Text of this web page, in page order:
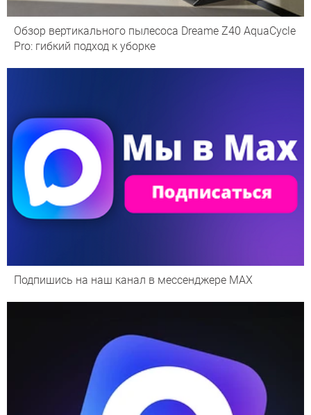
Обзор вертикального пылесоса Dreame Z40 AquaCycle
Pro: гибкий подход к уборке
Подпишись на наш канал в мессенджере МАХ